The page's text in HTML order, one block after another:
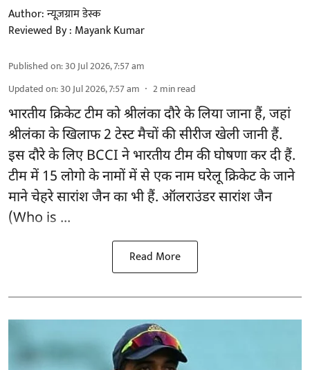
Author:न्यूज़ग्राम डेस्क
Reviewed By : Mayank Kumar
Published on:30 Jul 2026, 7:57 am
Updated on:30 Jul 2026, 7:57 am 2min read
भारतीय क्रिकेट टीम को श्रीलंका दौरे के लिया जाना हैं, जहां
श्रीलंका के खिलाफ 2 टेस्ट मैचों की सीरीज खेली जानी हैं.
इस दौरे के लिए BCCI ने भारतीय टीम की घोषणाकर दी हैं.
टीम में 15 लोगो के नामों में से एक नाम घरेलू क्रिकेट के जाने
माने चेहरे सारांश जैन का भी हैं. ऑलराउंडर सारांश जैन
(Who is ...
Read More